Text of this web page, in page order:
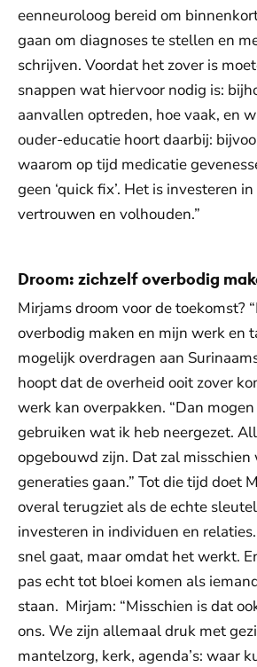
eenneuroloog bereid om
gaan om diagnoses te stellen en
schrijven. Voordat het zover is
snappen wat hiervoor nodig is:
aanvallen optreden, hoe vaak, en
ouder-educatie hoort daarbij:
waarom op tijd medicatie
geen ‘quick fix’. Het is investeren
vertrouwen en volhouden.”
Droom: zichzelf overbodig
Mirjams droom voor de toekomst?
overbodig maken en mijn werk en
mogelijk overdragen aan
hoopt dat de overheid ooit zover
werk kan overpakken. “Dan
gebruiken wat ik heb neergezet.
opgebouwd zijn. Dat zal misschien
generaties gaan.” Tot die tijd doet
overal terugziet als de echte
investeren in individuen en
snel gaat, maar omdat het werkt.
pas echt tot bloei komen als
staan. Mirjam: “Misschien is dat
ons. We zijn allemaal druk met
mantelzorg, kerk, agenda’s: waar